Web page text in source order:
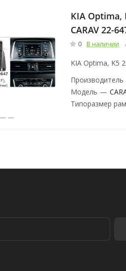
KIA Optima, K5 2015+
CARAV 22-
0 В наличии
KIA Optima, K5
Производитель
Модель —
Типоразмер